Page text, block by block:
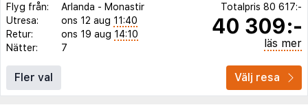
Flyg från:
Arlanda - Monastir
Utresa:
ons 12 aug 11:40
Retur:
ons 19 aug 14:10
Nätter:
7
Totalpris 80 617:-
40 309:-
läs mer
Fler val Välj resa